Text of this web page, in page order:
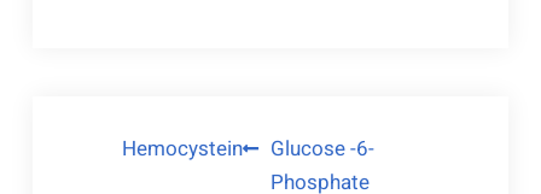
Hemocystein
Glucose -6-
Phosphate